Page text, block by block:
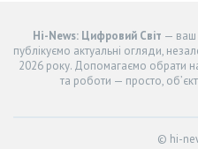
Hi-News: Цифровий Світ — ваш
публікуємо актуальні огляди,
2026 року. Допомагаємо обрати
та роботи — просто,
© hi-